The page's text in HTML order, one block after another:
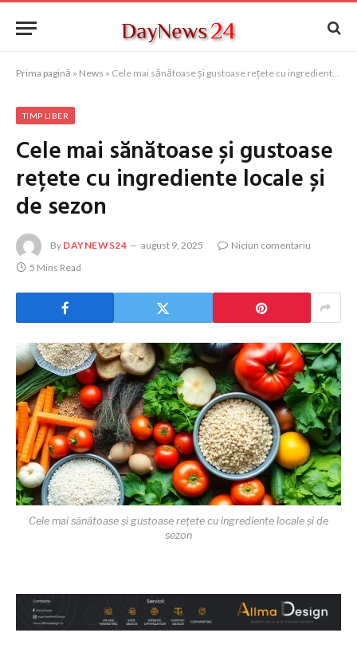
Prima pagină » News » Cele mai sănătoase și gustoase rețete cu ingrediente locale și de sezon
TIMP LIBER
Cele mai sănătoase și gustoase
rețete cu ingrediente locale și
de sezon
By DAYNEWS24 august 9, 2025
Niciun comentariu
5 Mins Read
Cele mai sănătoase și gustoase rețete cu ingrediente locale și de
sezon